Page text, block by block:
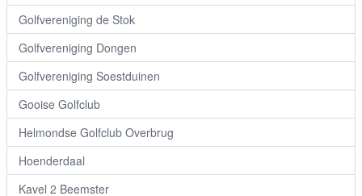
Golfvereniging de Stok
Golfvereniging Dongen
Golfvereniging Soestduinen
Gooise Golfclub
Helmondse Golfclub Overbrug
Hoenderdaal
Kavel 2 Beemster